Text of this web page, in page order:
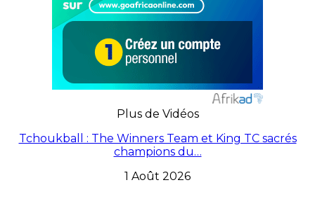
Plus de Vidéos
Tchoukball : The Winners Team et King TC sacrés
champions du…
1 Août 2026